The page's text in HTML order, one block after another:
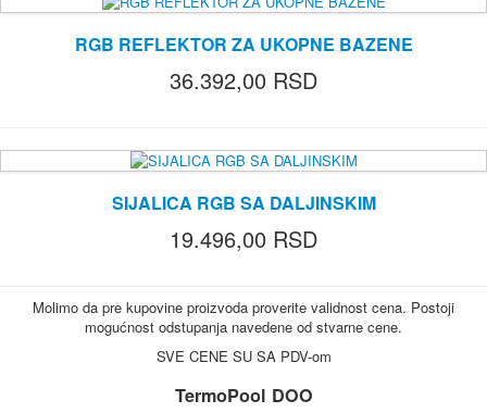
RGB REFLEKTOR ZA UKOPNE BAZENE
36.392,00 RSD
SIJALICA RGB SA DALJINSKIM
19.496,00 RSD
Molimo da pre kupovine proizvoda proverite validnost cena. Postoji
mogućnost odstupanja navedene od stvarne cene.
SVE CENE SU SA PDV-om
TermoPool DOO